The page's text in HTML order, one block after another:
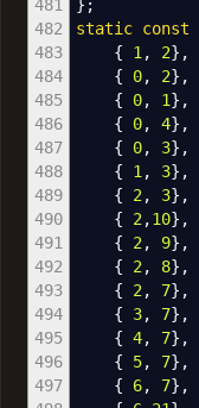
481
482
483
484
485
486
487
488
489
490
491
492
493
494
495
496
497
} ;
static const
{
1, 2} ,
{
0, 2} ,
{
0, 1} ,
{
0, 4} ,
{
0, 3} ,
{
1, 3} ,
{
2, 3} ,
{
2,10} ,
{
2, 9} ,
{
2, 8} ,
{
2, 7} ,
{
3, 7} ,
{ 4, 7} ,
{
5, 7} ,
{
6, 7} ,